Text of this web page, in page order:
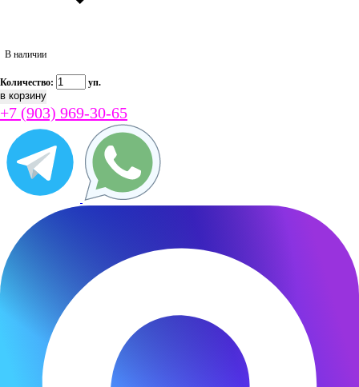
В наличии
Количество: уп.
+7 (903) 969-30-65